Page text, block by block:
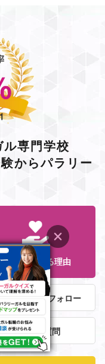
専門学校
からパラリー
AGが選ばれる理由
律事務所就職フォロー
よくある質問